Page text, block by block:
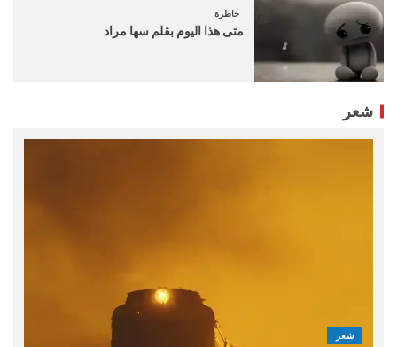
خاطرة
متى هذا اليوم بقلم سها مراد
شعر
شعر